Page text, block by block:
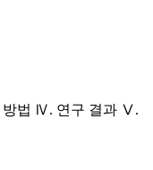
법 Ⅳ. 연구 결과 Ⅴ.